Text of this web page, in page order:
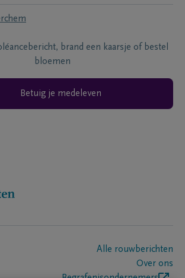
brand een kaarsje of bestel
bloemen
Betuig je medeleven
Alle rouwberichten
Over ons